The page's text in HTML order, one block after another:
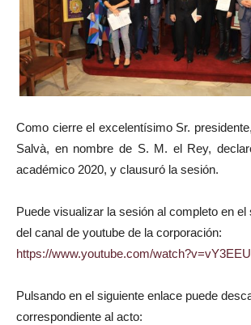
Como cierre el excelentísimo Sr.
Salvà, en nombre de S. M. el Rey,
académico 2020, y clausuró la sesión.
Puede visualizar la sesión al completo en el
del canal de youtube de la corporación:
https://www.youtube.com/
Pulsando en el siguiente enlace puede
correspondiente al acto: